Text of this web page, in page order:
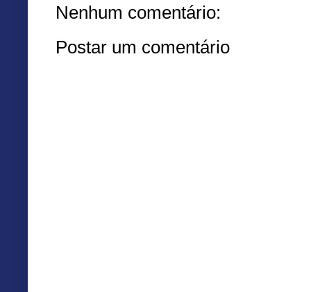
Nenhum comentário:
Postar um comentário